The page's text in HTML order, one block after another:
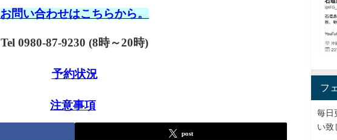
お問い合わせはこちらから。
Tel 0980-87-9230 (8時～20時)
予約状況
注意事項
post
フ
毎日
い致